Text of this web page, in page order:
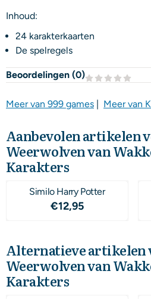
Inhoud:
24 karakterkaarten
De spelregels
Beoordelingen (0)
Meer van 999 games | Meer van
Aanbevolen artikelen
Weerwolven van
Karakters
Similo Harry Potter
Prijs: 12,95
€12,95
Alternatieve artikelen
Weerwolven van
Karakters